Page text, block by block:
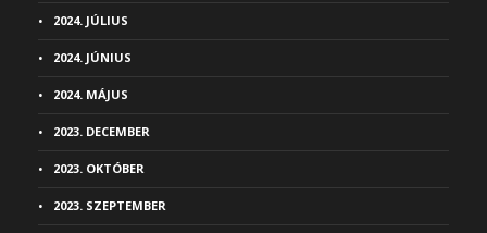
2024. JÚLIUS
2024. JÚNIUS
2024. MÁJUS
2023. DECEMBER
2023. OKTÓBER
2023. SZEPTEMBER